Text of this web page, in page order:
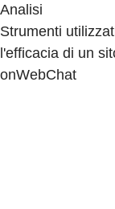
Analisi
Strumenti
l'efficacia di un
onWebChat